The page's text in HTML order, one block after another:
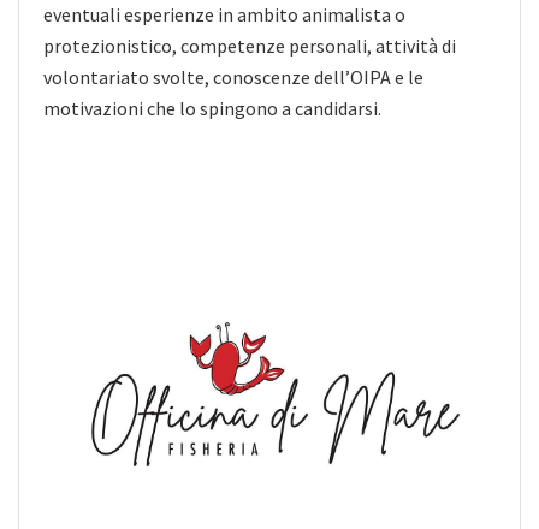
eventuali esperienze in ambito animalista o
protezionistico, competenze personali, attività di
volontariato svolte, conoscenze dell’OIPA e le
motivazioni che lo spingono a candidarsi.